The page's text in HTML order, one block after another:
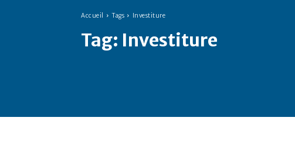
Accueil Tags Investiture
Tag: Investiture